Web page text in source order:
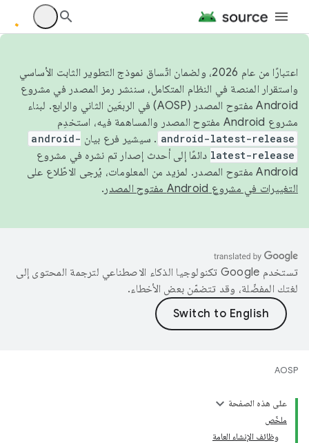
اعتبارًا من عام 2026، ولضمان اتّساق نموذج التطوير الثابت الأساسي
واستقرار المنصة في النظام المتكامل، سننشر رمز المصدر في مشروع
Android مفتوح المصدر (AOSP) في الربعَين الثاني والرابع. لبناء
مشروع Android مفتوح المصدر والمساهمة فيه، استخدِم
android-latest-release . سيشير فرع بيان android-
latest-release دائمًا إلى أحدث إصدار تم نشره في مشروع
Android مفتوح المصدر. لمزيد من المعلومات، يُرجى الاطّلاع على
التغييرات في مشروع Android مفتوح المصدر
.
تستخدم Google تكنولوجيا الذكاء الاصطناعي لترجمة المحتوى إلى
لغتك المفضّلة، وقد تتضمّن بعض الأخطاء.
AOSP
على هذه الصفحة
ملخّص
وظائف الإنشاء العامة